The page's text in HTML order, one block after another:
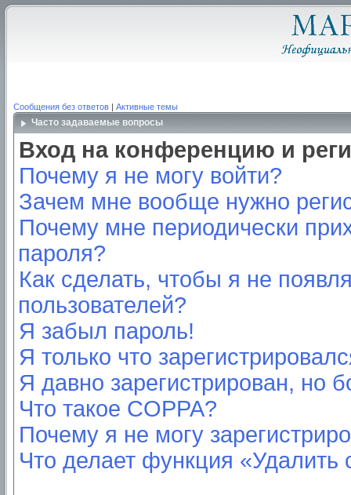
Сообщения без ответов | Активные темы
Часто задаваемые вопросы
Вход на конференцию и
Почему я не могу войти?
Зачем мне вообще нужно
Почему мне периодически
пароля?
Как сделать, чтобы я не
пользователей?
Я забыл пароль!
Я только что
Я давно зарегистрирован, но
Что такое COPPA?
Почему я не могу
Что делает функция